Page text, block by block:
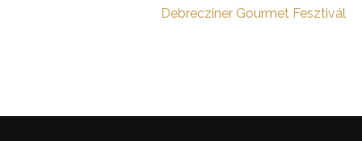
Debrecziner Gourmet Fesztivál